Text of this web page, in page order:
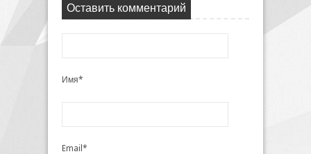
Оставить комментарий
Имя*
Email*